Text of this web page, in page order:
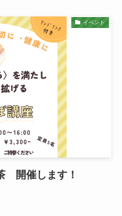
イベント
開催します！